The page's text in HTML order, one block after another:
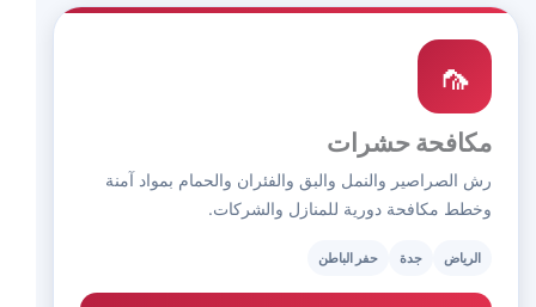
🦟
مكافحة حشرات
رش الصراصير والنمل والبق والفئران والحمام بمواد آمنة
وخطط مكافحة دورية للمنازل والشركات.
الرياض جدة حفر الباطن